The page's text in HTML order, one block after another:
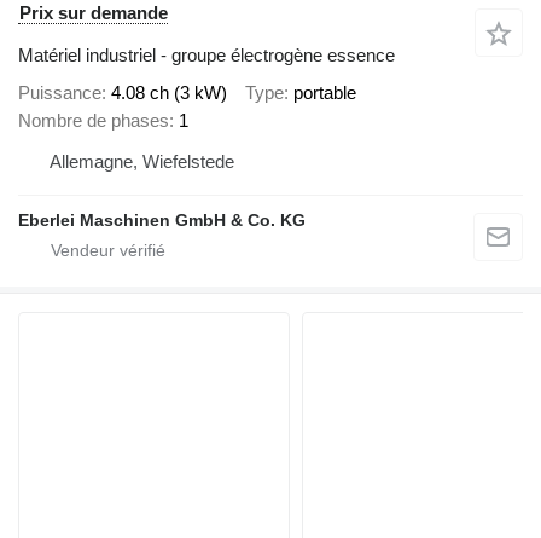
Prix sur demande
Matériel industriel - groupe électrogène essence
Puissance 4.08 ch (3 kW) Type portable
Nombre de phases 1
Allemagne, Wiefelstede
Eberlei Maschinen GmbH & Co. KG